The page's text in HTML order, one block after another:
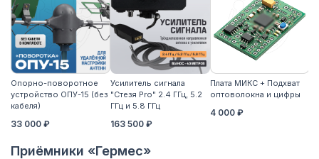
Опорно-поворотное
устройство ОПУ-15 (без
кабеля)
33 000 ₽
Усилитель сигнала
"Стезя Pro" 2.4 ГГц, 5.2
ГГц и 5.8 ГГц
163 500 ₽
Плата МИКС + Подхват
оптоволокна и цифры
4 000 ₽
Приёмники «Гермес»